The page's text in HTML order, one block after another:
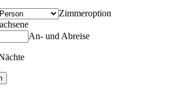
Zimmeroption
An- und Abreise